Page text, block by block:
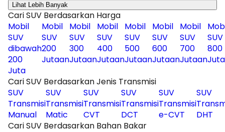
Lihat Lebih Banyak
Cari SUV Berdasarkan Harga
Mobil
SUV
dibawah
200
Juta
Mobil
SUV
200
Jutaan
Mobil
SUV
300
Jutaan
Mobil
SUV
400
Jutaan
Mobil
SUV
500
Jutaan
Mobil
SUV
600
Jutaan
Mobil
SUV
700
Jutaan
SUV
800
Cari SUV Berdasarkan Jenis Transmisi
SUV
Transmisi
Manual
SUV
Transmisi
Matic
SUV
Transmisi
CVT
SUV
Transmisi
DCT
SUV
Transmisi
e-CVT
SUV
DHT
Cari SUV Berdasarkan Bahan Bakar